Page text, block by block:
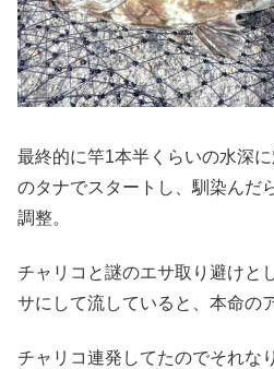
最終的に竿1本半くらいの水深
のタナでスタートし、馴染んだ
調整。
チャリコと謎のエサ取り避けと
サにして流していると、本命の
チャリコ連発してたのでそれな